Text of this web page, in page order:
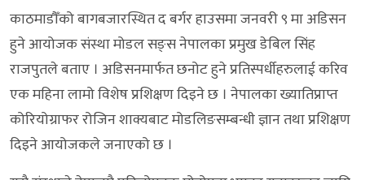
काठमाडौँको बागबजारस्थित द बर्गर हाउसमा जनवरी ९ मा अडिसन
हुने आयोजक संस्था मोडल सङ्स नेपालका प्रमुख डेबिल सिंह
राजपुतले बताए । अडिसनमार्फत छनोट हुने प्रतिस्पर्धीहरुलाई करिव
एक महिना लामो विशेष प्रशिक्षण दिइने छ । नेपालका ख्यातिप्राप्त
कोरियोग्राफर रोजिन शाक्यबाट मोडलिङसम्बन्धी ज्ञान तथा प्रशिक्षण
दिइने आयोजकले जनाएको छ ।